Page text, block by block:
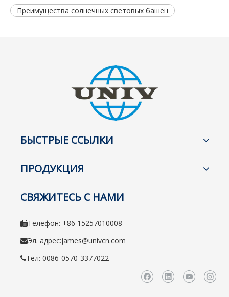
Преимущества солнечных световых башен
БЫСТРЫЕ ССЫЛКИ
ПРОДУКЦИЯ
СВЯЖИТЕСЬ С НАМИ
Телефон: +86 15257010008
Эл. адрес:james@univcn.com
Тел: 0086-0570-3377022